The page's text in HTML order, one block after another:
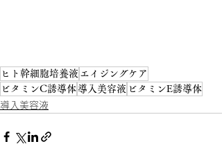
ヒト幹細胞培養液 エイジングケア
ビタミンC誘導体 導入美容液 ビタミンE誘導体
導入美容液